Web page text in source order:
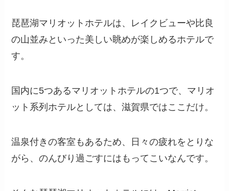
琵琶湖マリオットホテルは、レイクビューや比良
の山並みといった美しい眺めが楽しめるホテルで
す。
国内に5つあるマリオットホテルの1つで、マリオ
ット系列ホテルとしては、滋賀県ではここだけ。
温泉付きの客室もあるため、日々の疲れをとりな
がら、のんびり過ごすにはもってこいなんです。